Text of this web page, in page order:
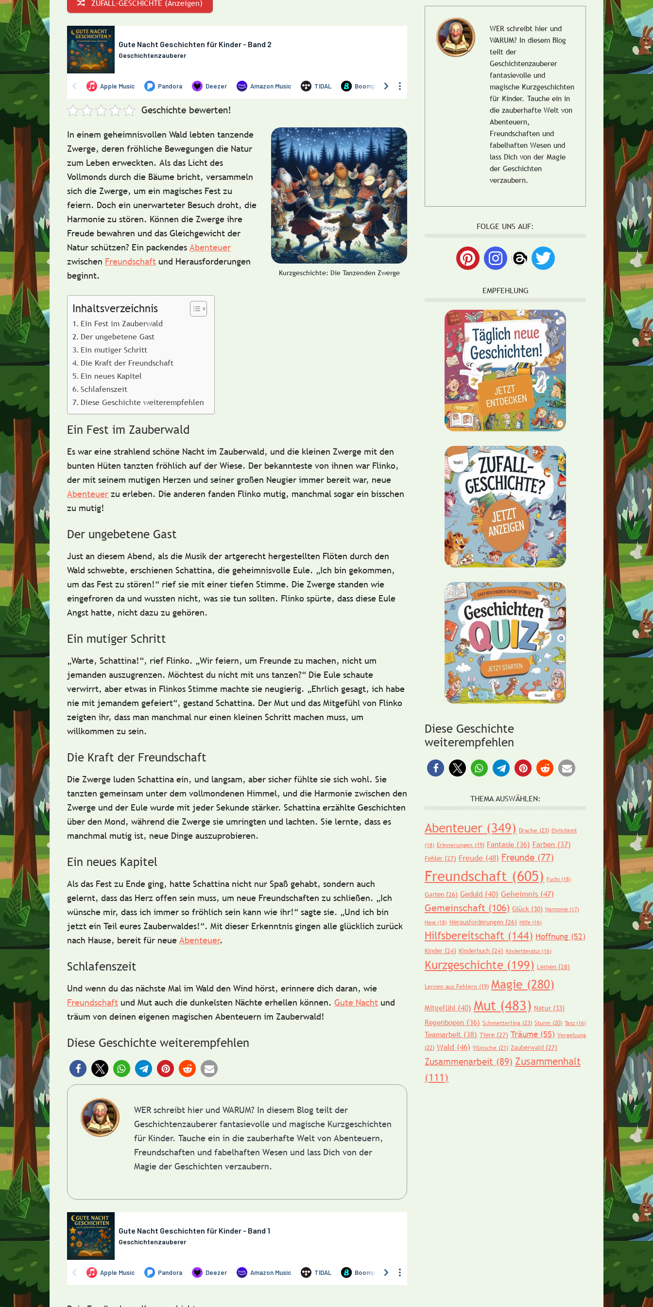
ZUFALL-GESCHICHTE (Anzeigen)
Geschichte bewerten!
Kurzgeschichte: Die Tanzenden Zwerge
In einem geheimnisvollen Wald lebten tanzende
Zwerge, deren fröhliche Bewegungen die Natur
zum Leben erweckten. Als das Licht des
Vollmonds durch die Bäume bricht, versammeln
sich die Zwerge, um ein magisches Fest zu
feiern. Doch ein unerwarteter Besuch droht, die
Harmonie zu stören. Können die Zwerge ihre
Freude bewahren und das Gleichgewicht der
Natur schützen? Ein packendes Abenteuer
zwischen Freundschaft und Herausforderungen
beginnt.
Inhaltsverzeichnis
Ein Fest im Zauberwald
Der ungebetene Gast
Ein mutiger Schritt
Die Kraft der Freundschaft
Ein neues Kapitel
Schlafenszeit
Diese Geschichte weiterempfehlen
Ein Fest im Zauberwald
Es war eine strahlend schöne Nacht im Zauberwald, und die kleinen Zwerge mit den
bunten Hüten tanzten fröhlich auf der Wiese. Der bekannteste von ihnen war Flinko,
der mit seinem mutigen Herzen und seiner großen Neugier immer bereit war, neue
Abenteuer zu erleben. Die anderen fanden Flinko mutig, manchmal sogar ein bisschen
zu mutig!
Der ungebetene Gast
Just an diesem Abend, als die Musik der artgerecht hergestellten Flöten durch den
Wald schwebte, erschienen Schattina, die geheimnisvolle Eule. „Ich bin gekommen,
um das Fest zu stören!“ rief sie mit einer tiefen Stimme. Die Zwerge standen wie
eingefroren da und wussten nicht, was sie tun sollten. Flinko spürte, dass diese Eule
Angst hatte, nicht dazu zu gehören.
Ein mutiger Schritt
„Warte, Schattina!“, rief Flinko. „Wir feiern, um Freunde zu machen, nicht um
jemanden auszugrenzen. Möchtest du nicht mit uns tanzen?“ Die Eule schaute
verwirrt, aber etwas in Flinkos Stimme machte sie neugierig. „Ehrlich gesagt, ich habe
nie mit jemandem gefeiert“, gestand Schattina. Der Mut und das Mitgefühl von Flinko
zeigten ihr, dass man manchmal nur einen kleinen Schritt machen muss, um
willkommen zu sein.
Die Kraft der Freundschaft
Die Zwerge luden Schattina ein, und langsam, aber sicher fühlte sie sich wohl. Sie
tanzten gemeinsam unter dem vollmondenen Himmel, und die Harmonie zwischen den
Zwerge und der Eule wurde mit jeder Sekunde stärker. Schattina erzählte Geschichten
über den Mond, während die Zwerge sie umringten und lachten. Sie lernte, dass es
manchmal mutig ist, neue Dinge auszuprobieren.
Ein neues Kapitel
Als das Fest zu Ende ging, hatte Schattina nicht nur Spaß gehabt, sondern auch
gelernt, dass das Herz offen sein muss, um neue Freundschaften zu schließen. „Ich
wünsche mir, dass ich immer so fröhlich sein kann wie ihr!“ sagte sie. „Und ich bin
jetzt ein Teil eures Zauberwaldes!“. Mit dieser Erkenntnis gingen alle glücklich zurück
nach Hause, bereit für neue Abenteuer.
Schlafenszeit
Und wenn du das nächste Mal im Wald den Wind hörst, erinnere dich daran, wie
Freundschaft und Mut auch die dunkelsten Nächte erhellen können. Gute Nacht und
träum von deinen eigenen magischen Abenteuern im Zauberwald!
Diese Geschichte weiterempfehlen
WER schreibt hier und WARUM? In diesem Blog teilt der
Geschichtenzauberer fantasievolle und magische Kurzgeschichten
für Kinder. Tauche ein in die zauberhafte Welt von Abenteuern,
Freundschaften und fabelhaften Wesen und lass Dich von der
Magie der Geschichten verzaubern.
WER schreibt hier und
WARUM? In diesem Blog
teilt der
Geschichtenzauberer
fantasievolle und
magische Kurzgeschichten
für Kinder. Tauche ein in
die zauberhafte Welt von
Abenteuern,
Freundschaften und
fabelhaften Wesen und
lass Dich von der Magie
der Geschichten
verzaubern.
FOLGE UNS AUF:
EMPFEHLUNG
Diese Geschichte
weiterempfehlen
THEMA AUSWÄHLEN:
Abenteuer (349) Drache (23) Ehrlichkeit
(18) Erinnerungen (19) Fantasie (36) Farben (37)
Fehler (27) Freude (48) Freunde (77)
Freundschaft (605) Fuchs (18)
Garten (26) Geduld (40) Geheimnis (47)
Gemeinschaft (106) Glück (30) Harmonie (17)
Hase (18) Herausforderungen (26) Hilfe (16)
Hilfsbereitschaft (144) Hoffnung (52)
Kinder (24) Kinderbuch (24) Kinderliteratur (16)
Kurzgeschichte (199) Lernen (28)
Lernen aus Fehlern (19) Magie (280)
Mitgefühl (40) Mut (483) Natur(33)
Regenbogen (36) Schmetterling (23) Sturm (20) Tanz (16)
Teamarbeit (38) Tiere (27) Träume (55) Vergebung
(22) Wald (46) Wünsche (21) Zauberwald (27)
Zusammenarbeit (89) Zusammenhalt
(111)